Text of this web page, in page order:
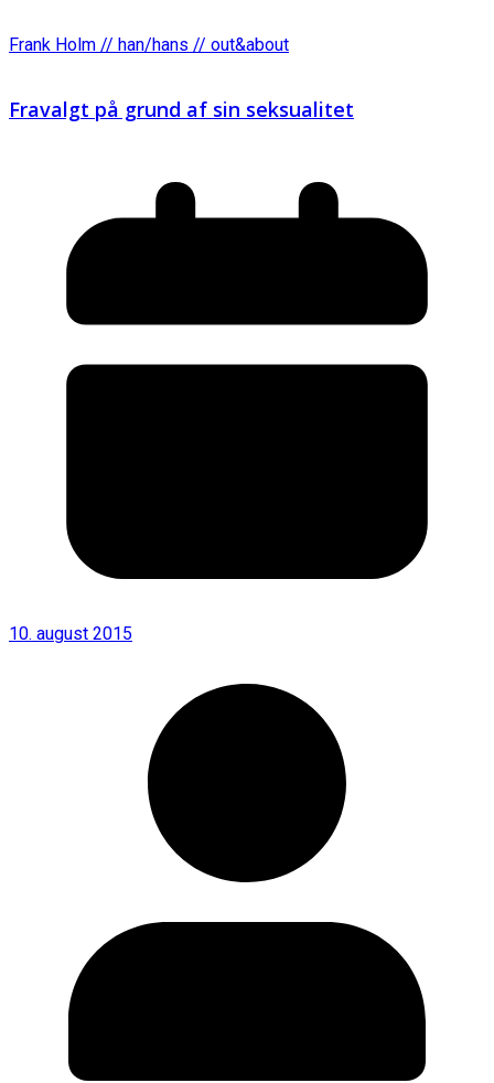
Frank Holm // han/hans // out&about
Fravalgt på grund af sin seksualitet
10. august 2015